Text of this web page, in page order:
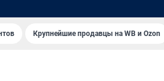
Крупнейшие продавцы на WB и Ozon